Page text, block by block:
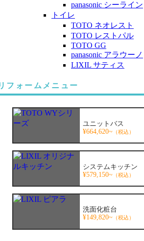
panasonic シーライン
トイレ
TOTO ネオレスト
TOTO レストパル
TOTO GG
panasonic アラウーノ
LIXIL サティス
フォームメニュー
ユニットバス
¥664,620~ （税込）
システムキッチン
¥579,150~ （税込）
洗面化粧台
¥149,820~ （税込）